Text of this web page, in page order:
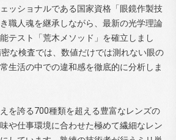
ッショナルである国家資格「眼鏡作製技
職人魂を継承しながら、最新の光学理論
テスト「荒木メソッド」を確立しまし
な検査では、数値だけでは測れない眼の
生活の中での違和感を徹底的に分析しま
を誇る700種類を超える豊富なレンズの
や仕事環境に合わせた極めて繊細なレン